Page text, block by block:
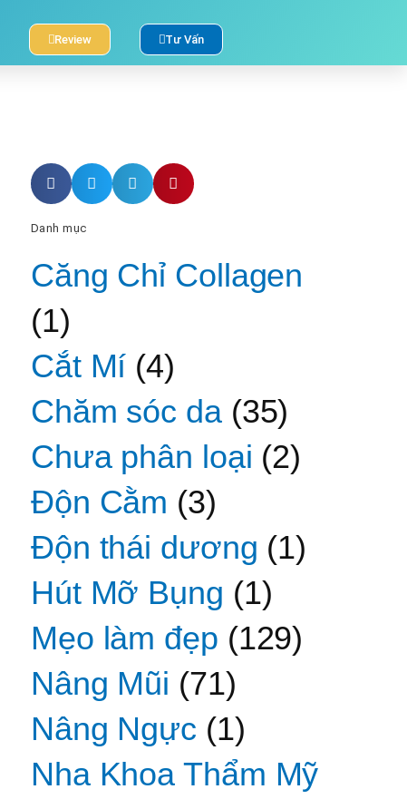
Review Tư Vấn
Danh mục
Căng Chỉ Collagen
(1)
Cắt Mí (4)
Chăm sóc da(35)
Chưa phân loại (2)
Độn Cằm (3)
Độn thái dương (1)
Hút Mỡ Bụng (1)
Mẹo làm đẹp (129)
Nâng Mũi (71)
Nâng Ngực (1)
Nha Khoa Thẩm Mỹ